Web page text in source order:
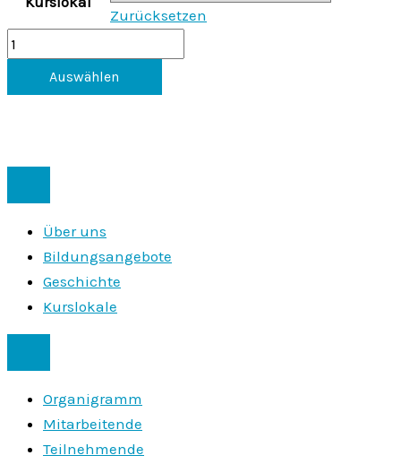
Zurücksetzen
Niveau
(1/2)
Auswählen
Über uns
Bildungsangebote
Geschichte
Kurslokale
Organigramm
Mitarbeitende
Teilnehmende